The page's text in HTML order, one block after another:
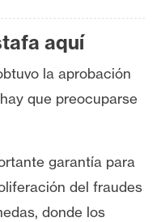
aquí
la aprobación
que preocuparse
garantía para
del fraudes
donde los